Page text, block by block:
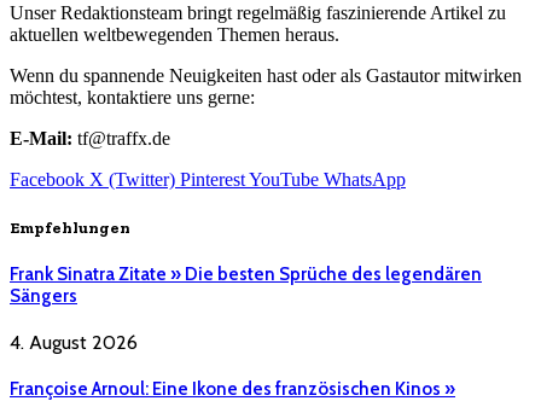
Unser Redaktionsteam bringt regelmäßig faszinierende Artikel zu
aktuellen weltbewegenden Themen heraus.
Wenn du spannende Neuigkeiten hast oder als Gastautor mitwirken
möchtest, kontaktiere uns gerne:
E-Mail: tf@traffx.de
Facebook X (Twitter) PinterestYouTube WhatsApp
Empfehlungen
Frank Sinatra Zitate » Die besten Sprüche des legendären
Sängers
4. August 2026
Françoise Arnoul: Eine Ikone des französischen Kinos »